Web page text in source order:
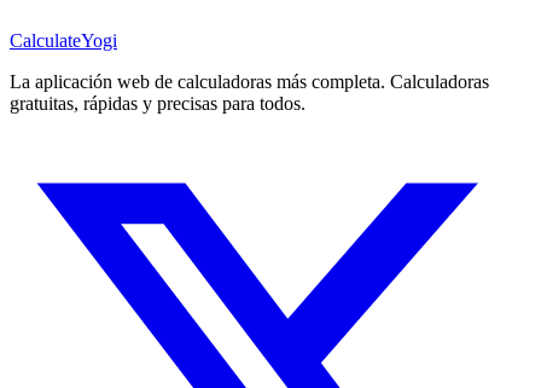
CalculateYogi
La aplicación web de calculadoras más completa. Calculadoras
gratuitas, rápidas y precisas para todos.